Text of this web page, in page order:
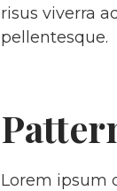
risus viverra
pellentesque.
Lorem ipsum